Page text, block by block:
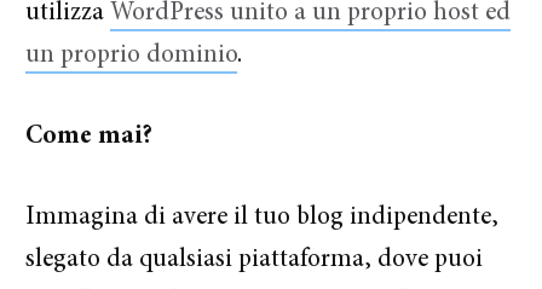
utilizza WordPress unito a un proprio host ed
un proprio dominio.
Come mai?
Immagina di avere il tuo blog indipendente,
slegato da qualsiasi piattaforma, dove puoi